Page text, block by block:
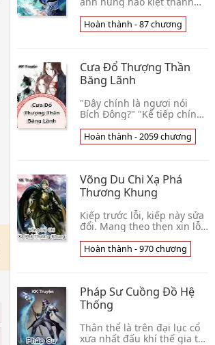
vào võ lâm tuyệt địa. Yêu, vì
tình yêu nên con người hết
hiểm nghèo, gi
Hoàn thành - 87 chương
Cưa Đổ Thượng Thần
Băng Lãnh
"Đây chính là ngươi nói
Bích Đông?" "Kế tiếp chính
ba ba ba?" "Sau đó bảy
ngày bảy đêm xuống không
thượng thần, nhưng không
Hoàn thành - 2059 chương
Võng Du Chi Xạ Phá
Thương Khung
Kiếp trước lỗi, kiếp này sửa
đổi. Mang theo thẹn xin lỗi
trước, vận mệnh cho Lý dật
mở ra một cái vui đùa. Lần
nữa cầm lại
Hoàn thành - 970 chương
Pháp Sư Cuồng Đồ Hệ
Thống
Thân thể là trên đại lục cổ
xưa nhất đấu khí thế gia tử